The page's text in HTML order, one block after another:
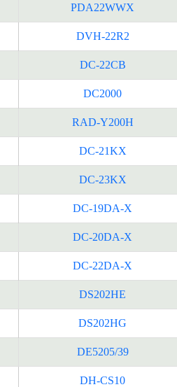
PDA22WWX
DVH-22R2
DC-22CB
DC2000
RAD-Y200H
DC-21KX
DC-23KX
DC-19DA-X
DC-20DA-X
DC-22DA-X
DS202HE
DS202HG
DE5205/39
DH-CS10